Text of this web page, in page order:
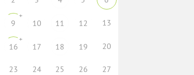
9
+
10 11 12 13
16
+
17 18 19 20
23 24 25 26 27